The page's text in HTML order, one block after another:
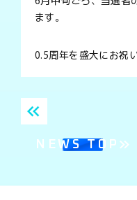
ます。
0.5周年を盛大にお祝
NEWS TOP